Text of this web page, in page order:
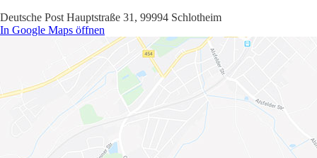
Deutsche Post Hauptstraße 31, 99994 Schlotheim
In Google Maps öffnen